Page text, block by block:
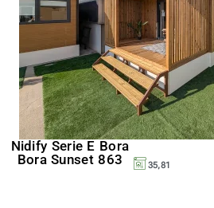
Nidify Serie E Bora
Bora Sunset 863
35,81